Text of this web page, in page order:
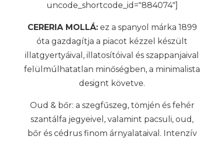
uncode_shortcode_id="884074"]
CERERIA MOLLÁ:ez a spanyol márka 1899
óta gazdagítja a piacot kézzel készült
illatgyertyáival, illatosítóival és szappanjaival
felülmúlhatatlan minőségben, a minimalista
designt követve.
Oud & bőr: a szegfűszeg, tömjén és fehér
szantálfa jegyeivel, valamint pacsuli, oud,
bőr és cédrus finom árnyalataival. Intenzív